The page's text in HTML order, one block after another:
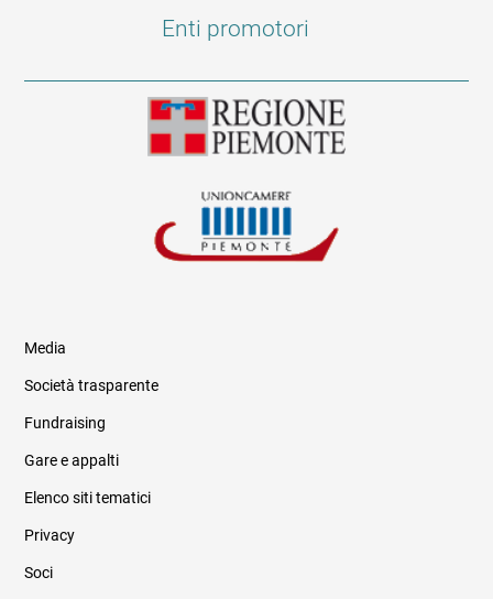
Enti promotori
Informazioni legali e trasparenza
Media
Società trasparente
Fundraising
Gare e appalti
Elenco siti tematici
Privacy
Soci